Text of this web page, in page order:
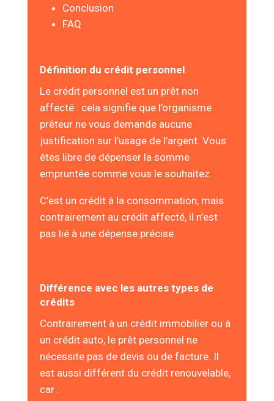
Conclusion
FAQ
Définition du crédit personnel
Le crédit personnel est un prêt non
affecté : cela signifie que l’organisme
prêteur ne vous demande aucune
justification sur l’usage de l’argent. Vous
êtes libre de dépenser la somme
empruntée comme vous le souhaitez.
C’est un crédit à la consommation, mais
contrairement au crédit affecté, il n’est
pas lié à une dépense précise.
Différence avec les autres types de
crédits
Contrairement à un crédit immobilier ou à
un crédit auto, le prêt personnel ne
nécessite pas de devis ou de facture. Il
est aussi différent du crédit renouvelable,
car :